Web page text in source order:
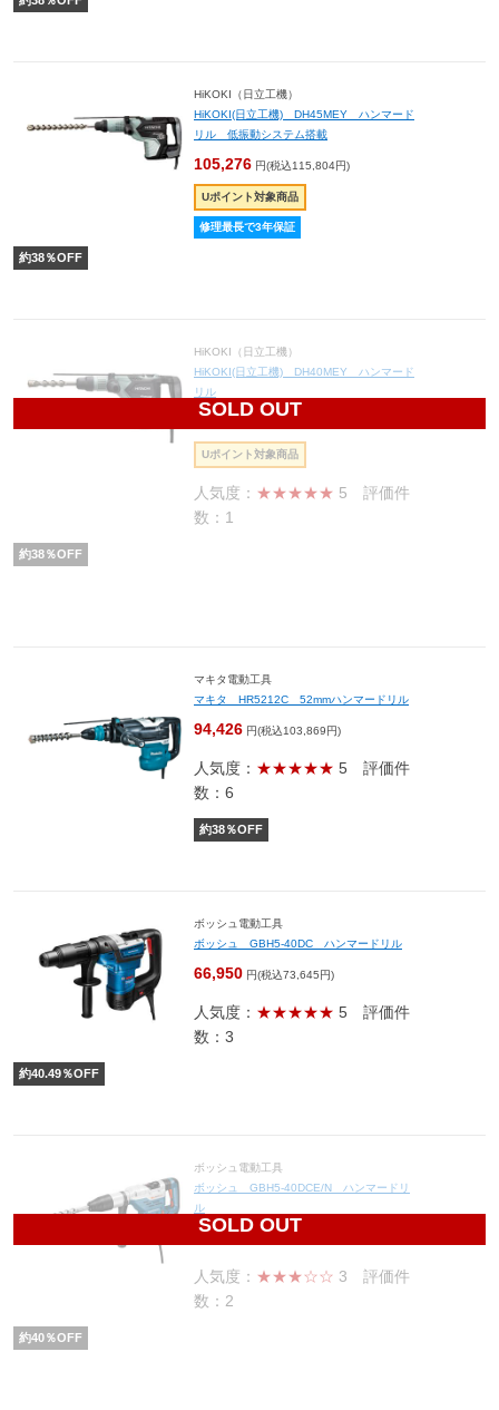
HiKOKI（日立工機）
HiKOKI(日立工機) DH45MEY ハンマード
リル 低振動システム搭載
105,276 円(税込115,804円)
Uポイント対象商品
修理最長で3年保証
約38％OFF
SOLD OUT
HiKOKI（日立工機）
HiKOKI(日立工機) DH40MEY ハンマード
リル
58,156
Uポイント対象商品
人気度： ★★★★★ 5 評価件
数：1
約38％OFF
マキタ電動工具
マキタ HR5212C 52mmハンマードリル
94,426 円(税込103,869円)
人気度： ★★★★★ 5 評価件
数：6
約38％OFF
ボッシュ電動工具
ボッシュ GBH5-40DC ハンマードリル
66,950 円(税込73,645円)
人気度： ★★★★★ 5 評価件
数：3
約40.49％OFF
SOLD OUT
ボッシュ電動工具
ボッシュ GBH5-40DCE/N ハンマードリ
ル
69,000
人気度： ★★★☆☆ 3 評価件
数：2
約40％OFF